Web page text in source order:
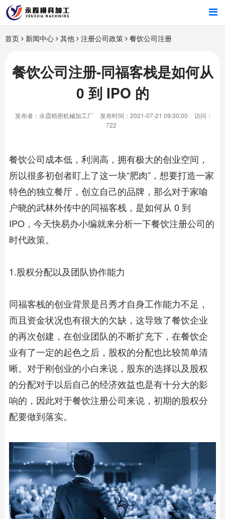
首页
产品中心
关于我们
首页 新闻中心 其他 注册公司政策 餐饮公司注册
餐饮公司注册-同福客栈是如何从
0 到 IPO 的
发布者：永霞精密机械加工厂 发布时间：2021-07-21 09:30:00
访问：
722
餐饮公司成本低，利润高，拥有极大的创业空间，
所以很多初创者盯上了这一块“肥肉”，想要打造一家
特色的独立餐厅，创立自己的品牌，那么对于家喻
户晓的武林外传中的同福客栈，是如何从 0 到
IPO，今天快易办小编就来分析一下餐饮注册公司的
时代政策。
1.股权分配以及团队协作能力
同福客栈的创业背景是吕秀才自身工作能力不足，
而且资金状况也有很大的欠缺，这导致了餐饮企业
的再次创建，在创业团队的不断扩充下，在餐饮企
业有了一定的起色之后，股权的分配也比较简单清
晰。对于刚创业的小白来说，股东的选择以及股权
的分配对于以后自己的经济效益也是有十分大的影
响的，因此对于餐饮注册公司来说，初期的股权分
配要做到落实。